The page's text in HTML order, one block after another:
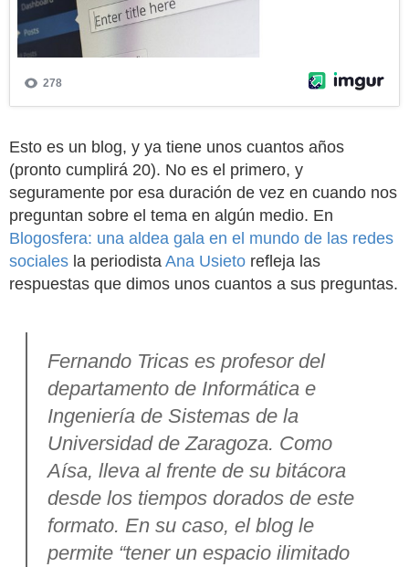
Esto es un blog, y ya tiene unos cuantos años
(pronto cumplirá 20). No es el primero, y
seguramente por esa duración de vez en cuando nos
preguntan sobre el tema en algún medio. En
Blogosfera: una aldea gala en el mundo de las redes
sociales la periodista Ana Usieto refleja las
respuestas que dimos unos cuantos a sus preguntas.
Fernando Tricas es profesor del
departamento de Informática e
Ingeniería de Sistemas de la
Universidad de Zaragoza. Como
Aísa, lleva al frente de su bitácora
desde los tiempos dorados de este
formato. En su caso, el blog le
permite “tener un espacio ilimitado